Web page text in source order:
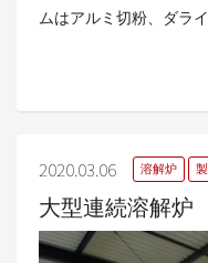
ムはアルミ切粉、ダラ
2020.03.06 溶解炉
大型連続溶解炉